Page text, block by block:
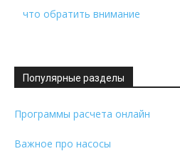
что обратить внимание
Популярные разделы
Программы расчета онлайн
Важное про насосы